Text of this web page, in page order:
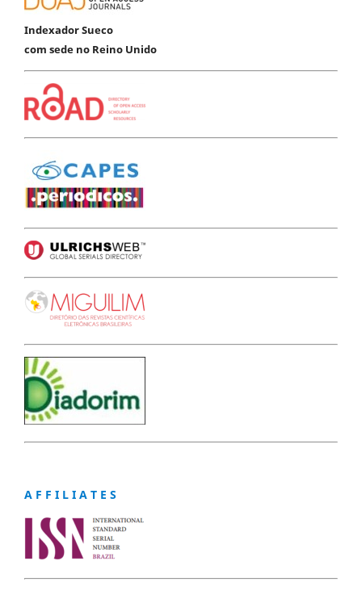
Indexador Sueco
com sede no Reino Unido
A F F I L I A T E S